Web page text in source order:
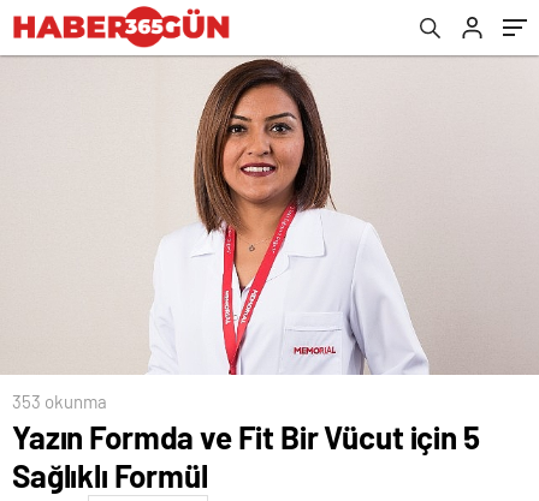
353 okunma
Yazın Formda ve Fit Bir Vücut için 5
Sağlıklı Formül